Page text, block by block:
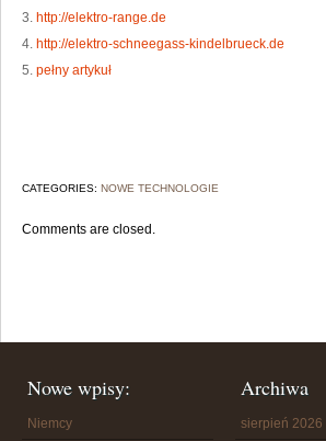
3. http://elektro-range.de
4. http://elektro-schneegass-kindelbrueck.de
5. pełny artykuł
CATEGORIES: NOWE TECHNOLOGIE
Comments are closed.
Nowe wpisy:
Niemcy
Archiwa
sierpień 2026